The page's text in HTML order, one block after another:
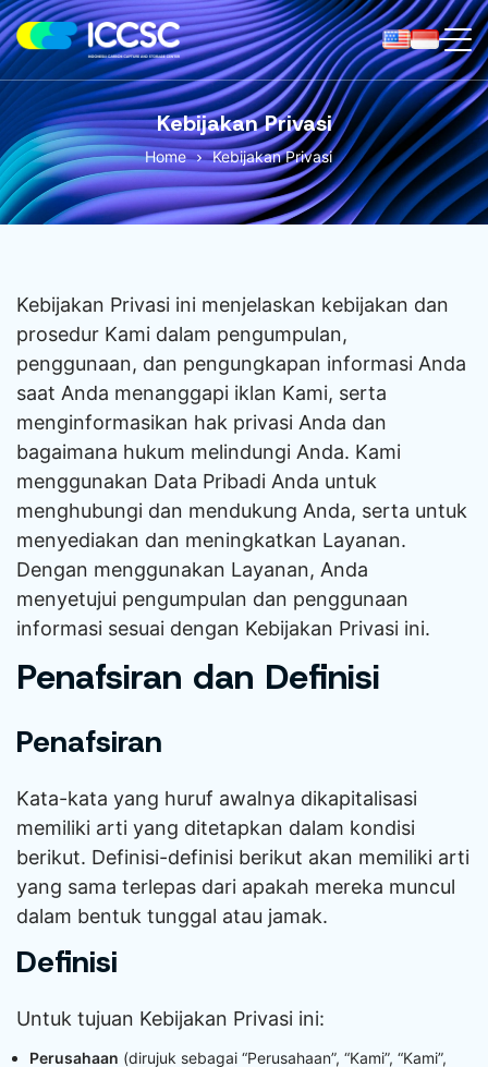
ICCS
Center
Kebijakan Privasi
Home Kebijakan Privasi
Kebijakan Privasi ini menjelaskan kebijakan dan
prosedur Kami dalam pengumpulan,
penggunaan, dan pengungkapan informasi Anda
saat Anda menanggapi iklan Kami, serta
menginformasikan hak privasi Anda dan
bagaimana hukum melindungi Anda. Kami
menggunakan Data Pribadi Anda untuk
menghubungi dan mendukung Anda, serta untuk
menyediakan dan meningkatkan Layanan.
Dengan menggunakan Layanan, Anda
menyetujui pengumpulan dan penggunaan
informasi sesuai dengan Kebijakan Privasi ini.
Penafsiran dan Definisi
Penafsiran
Kata-kata yang huruf awalnya dikapitalisasi
memiliki arti yang ditetapkan dalam kondisi
berikut. Definisi-definisi berikut akan memiliki arti
yang sama terlepas dari apakah mereka muncul
dalam bentuk tunggal atau jamak.
Definisi
Untuk tujuan Kebijakan Privasi ini:
Perusahaan (dirujuk sebagai “Perusahaan”, “Kami”, “Kami”,